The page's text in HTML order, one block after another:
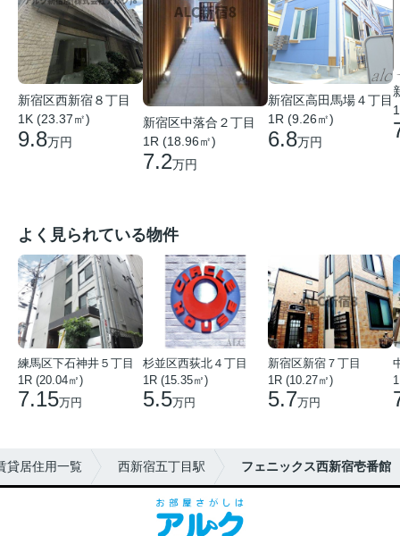
新宿区西新宿８丁目
1K (23.37㎡)
9.8万円
新宿区中落合２丁目
1R (18.96㎡)
7.2万円
新宿区高田馬場４丁目
1R (9.26㎡)
6.8万円
よく見られている物件
練馬区下石神井５丁目
1R (20.04㎡)
7.15万円
杉並区西荻北４丁目
1R (15.35㎡)
5.5万円
新宿区新宿７丁目
1R (10.27㎡)
5.7万円
貸居住用一覧 西新宿五丁目駅 フェニックス西新宿壱番館